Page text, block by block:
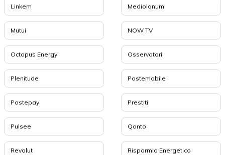
Linkem Mediolanum
Mutui NOW TV
Octopus Energy Osservatori
Plenitude Postemobile
Postepay Prestiti
Pulsee Qonto
Revolut Risparmio Energetico